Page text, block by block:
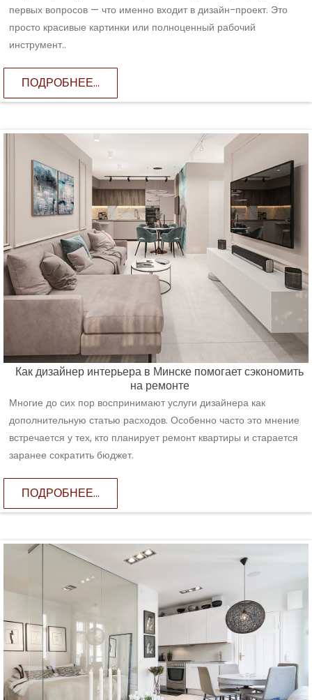
первых вопросов — что именно входит в дизайн-проект. Это
просто красивые картинки или полноценный рабочий
инструмент..
ПОДРОБНЕЕ...
Как дизайнер интерьера в Минске помогает сэкономить
на ремонте
Многие до сих пор воспринимают услуги дизайнера как
дополнительную статью расходов. Особенно часто это мнение
встречается у тех, кто планирует ремонт квартиры и старается
заранее сократить бюджет.
ПОДРОБНЕЕ...